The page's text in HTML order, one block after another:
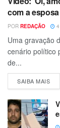
com a
POR REDAÇÃO
Uma gravação
cenário político
de...
SAIBA MAIS